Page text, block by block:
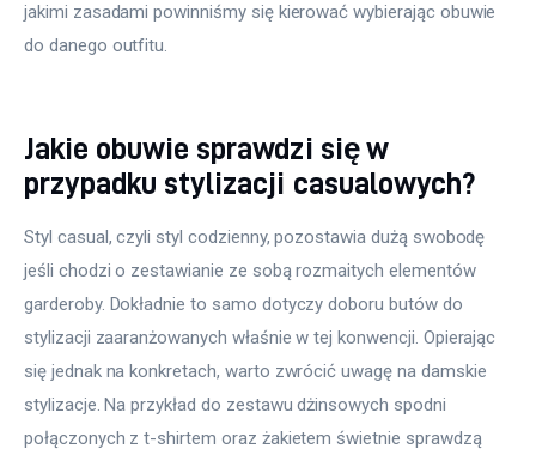
jakimi zasadami powinniśmy się kierować wybierając obuwie
do danego outfitu.
Jakie obuwie sprawdzi się w
przypadku stylizacji casualowych?
Styl casual, czyli styl codzienny, pozostawia dużą swobodę
jeśli chodzi o zestawianie ze sobą rozmaitych elementów
garderoby. Dokładnie to samo dotyczy doboru butów do
stylizacji zaaranżowanych właśnie w tej konwencji. Opierając
się jednak na konkretach, warto zwrócić uwagę na damskie
stylizacje. Na przykład do zestawu dżinsowych spodni
połączonych z t-shirtem oraz żakietem świetnie sprawdzą